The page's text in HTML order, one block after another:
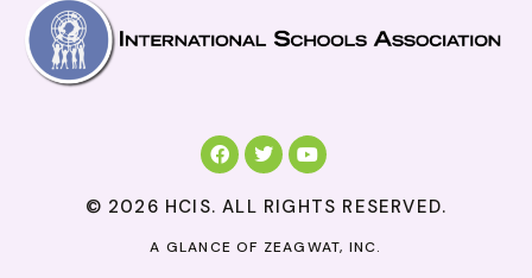
© 2026 HCIS. ALL RIGHTS RESERVED.
A GLANCE OF ZEAGWAT, INC.